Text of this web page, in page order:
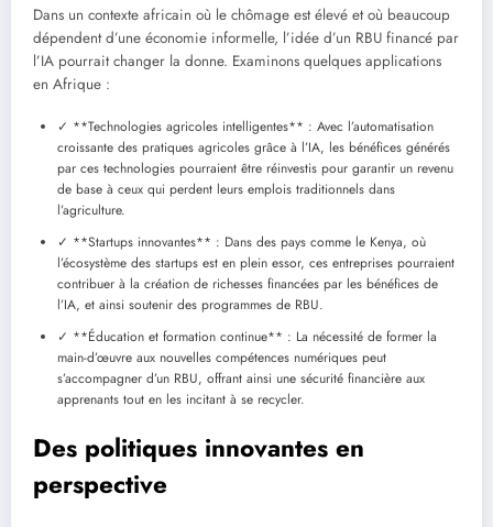
Dans un contexte africain où le chômage est élevé et où beaucoup
dépendent d’une économie informelle, l’idée d’un RBU financé par
l’IA pourrait changer la donne. Examinons quelques applications
en Afrique :
✓ **Technologies agricoles intelligentes** : Avec l’automatisation
croissante des pratiques agricoles grâce à l’IA, les bénéfices générés
par ces technologies pourraient être réinvestis pour garantir un revenu
de base à ceux qui perdent leurs emplois traditionnels dans
l’agriculture.
✓ **Startups innovantes** : Dans des pays comme le Kenya, où
l’écosystème des startups est en plein essor, ces entreprises pourraient
contribuer à la création de richesses financées par les bénéfices de
l’IA, et ainsi soutenir des programmes de RBU.
✓ **Éducation et formation continue** : La nécessité de former la
main-d’œuvre aux nouvelles compétences numériques peut
s’accompagner d’un RBU, offrant ainsi une sécurité financière aux
apprenants tout en les incitant à se recycler.
Des politiques innovantes en
perspective